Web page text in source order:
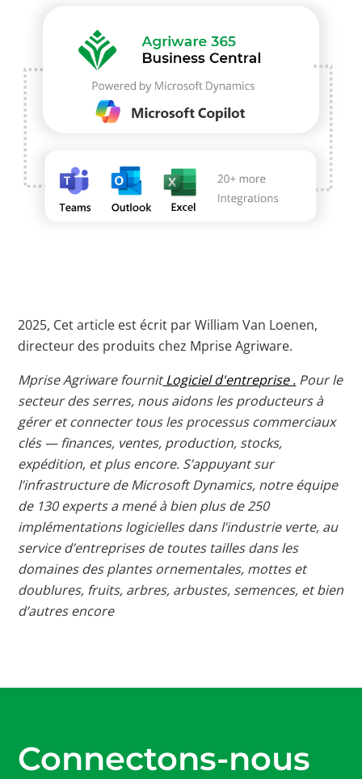
2025, Cet article est écrit par William Van Loenen,
directeur des produits chez Mprise Agriware.
Mprise Agriware fournitLogiciel d'entreprise . Pour le
secteur des serres, nous aidons les producteurs à
gérer et connecter tous les processus commerciaux
clés — finances, ventes, production, stocks,
expédition, et plus encore. S’appuyant sur
l’infrastructure de Microsoft Dynamics, notre équipe
de 130 experts a mené à bien plus de 250
implémentations logicielles dans l’industrie verte, au
service d’entreprises de toutes tailles dans les
domaines des plantes ornementales, mottes et
doublures, fruits, arbres, arbustes, semences, et bien
d’autres encore
Connectons-nous